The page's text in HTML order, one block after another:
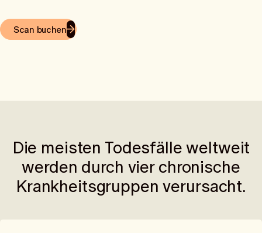
Scan buchen
Die meisten Todesfälle weltweit
werden durch vier chronische
Krankheitsgruppen verursacht.